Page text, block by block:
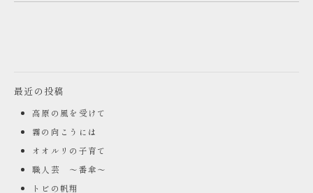
最近の投稿
高原の風を受けて
霧の向こうには
オオルリの子育て
職人芸 ～番傘～
トビの帆翔